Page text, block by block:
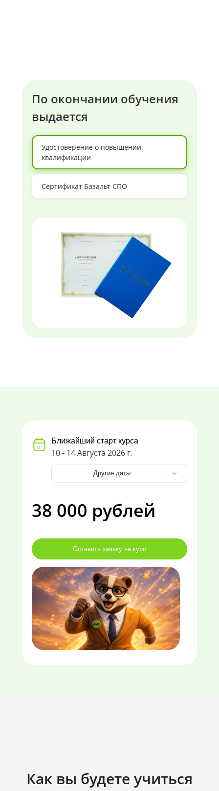
По окончании обучения
выдается
Удостоверение о повышении
квалификации
Сертификат Базальт СПО
Ближайший старт курса
10 - 14 Августа 2026 г.
Другие даты
38 000 рублей
Оставить заявку на курс
Как вы будете учиться